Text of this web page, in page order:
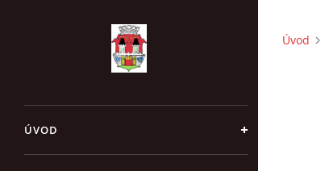
ÚVOD
Úvod